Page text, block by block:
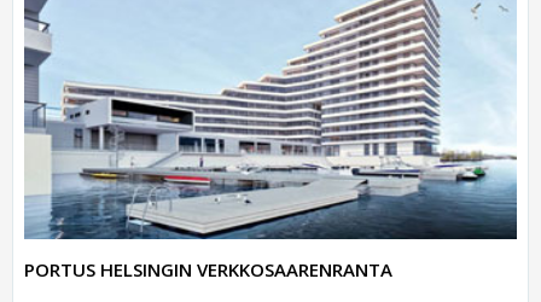
PORTUS HELSINGIN VERKKOSAARENRANTA